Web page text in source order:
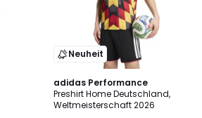
Neuheit
adidas Performance
Preshirt Home Deutschland,
Weltmeisterschaft 2026
4,8
/ 5